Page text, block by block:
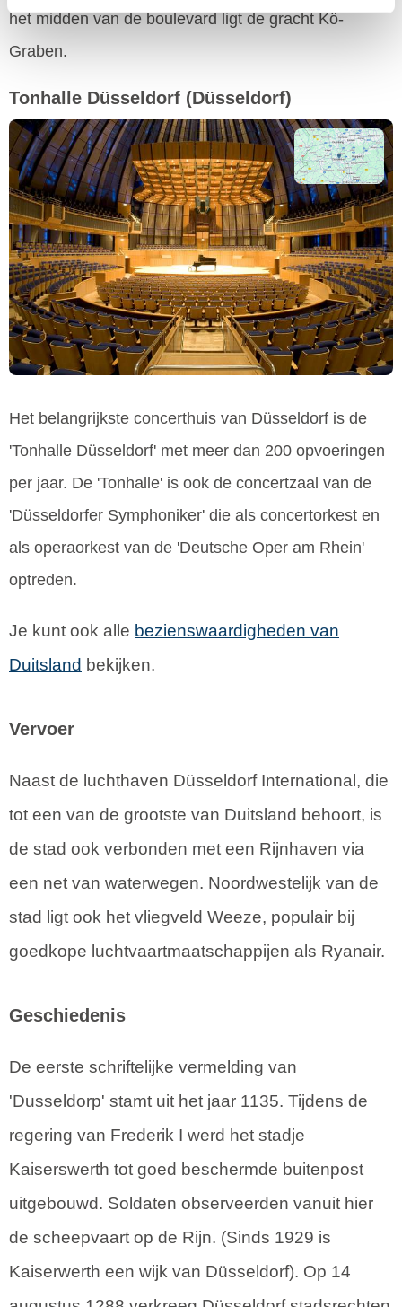
het midden van de boulevard ligt de gracht Kö-
Graben.
Tonhalle Düsseldorf (Düsseldorf)
Het belangrijkste concerthuis van Düsseldorf is de
'Tonhalle Düsseldorf' met meer dan 200 opvoeringen
per jaar. De 'Tonhalle' is ook de concertzaal van de
'Düsseldorfer Symphoniker' die als concertorkest en
als operaorkest van de 'Deutsche Oper am Rhein'
optreden.
Je kunt ook alle bezienswaardigheden van
Duitsland bekijken.
Vervoer
Naast de luchthaven Düsseldorf International, die
tot een van de grootste van Duitsland behoort, is
de stad ook verbonden met een Rijnhaven via
een net van waterwegen. Noordwestelijk van de
stad ligt ook het vliegveld Weeze, populair bij
goedkope luchtvaartmaatschappijen als Ryanair.
Geschiedenis
De eerste schriftelijke vermelding van
'Dusseldorp' stamt uit het jaar 1135. Tijdens de
regering van Frederik I werd het stadje
Kaiserswerth tot goed beschermde buitenpost
uitgebouwd. Soldaten observeerden vanuit hier
de scheepvaart op de Rijn. (Sinds 1929 is
Kaiserwerth een wijk van Düsseldorf). Op 14